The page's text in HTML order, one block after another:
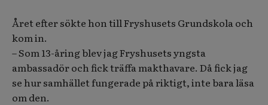
Året efter sökte hon till Fryshusets Grundskola och
kom in.
– Som 13-åring blev jag Fryshusets yngsta
ambassadör och fick träffa makthavare. Då fick jag
se hur samhället fungerade på riktigt, inte bara läsa
om den.